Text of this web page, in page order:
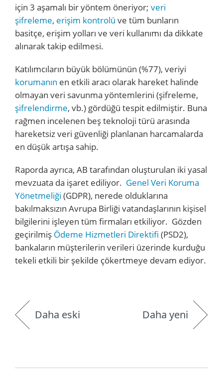
için 3 aşamalı bir yöntem öneriyor; veri
şifreleme, erişim kontrolü ve tüm bunların
basitçe, erişim yolları ve veri kullanımı da dikkate
alınarak takip edilmesi.
Katılımcıların büyük bölümünün (%77), veriyi
korumanın en etkili aracı olarak hareket halinde
olmayan veri savunma yöntemlerini (şifreleme,
şifrelendirme, vb.) gördüğü tespit edilmiştir. Buna
rağmen incelenen beş teknoloji türü arasında
hareketsiz veri güvenliği planlanan harcamalarda
en düşük artışa sahip.
Raporda ayrıca, AB tarafından oluşturulan iki yasal
mevzuata da işaret ediliyor. Genel Veri Koruma
Yönetmeliği (GDPR), nerede olduklarına
bakılmaksızın Avrupa Birliği vatandaşlarının kişisel
bilgilerini işleyen tüm firmaları etkiliyor. Gözden
geçirilmiş Ödeme Hizmetleri Direktifi (PSD2),
bankaların müşterilerin verileri üzerinde kurduğu
tekeli etkili bir şekilde çökertmeye devam ediyor.
Daha eski Daha yeni